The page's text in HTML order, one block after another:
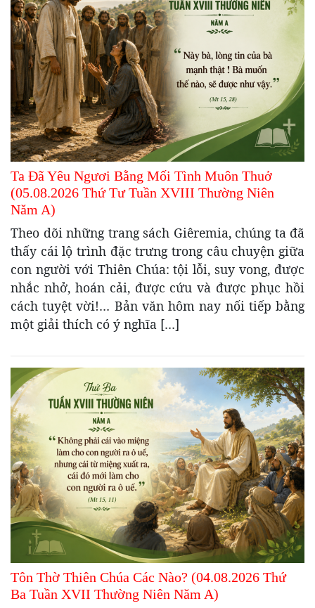
Ta Đã Yêu Ngươi Bằng Mối Tình Muôn Thuở
(05.08.2026 Thứ Tư Tuần XVIII Thường Niên
Năm A)
Theo dõi những trang sách Giêremia, chúng ta đã
thấy cái lộ trình đặc trưng trong câu chuyện giữa
con người với Thiên Chúa: tội lỗi, suy vong, được
nhắc nhở, hoán cải, được cứu và được phục hồi
cách tuyệt vời!… Bản văn hôm nay nối tiếp bằng
một giải thích có ý nghĩa […]
Tôn Thờ Thiên Chúa Các Nào? (04.08.2026 Thứ
Ba Tuần XVII Thường Niên Năm A)